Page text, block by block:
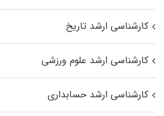
کارشناسی ارشد تاریخ
کارشناسی ارشد علوم ورزشی
کارشناسی ارشد حسابداری